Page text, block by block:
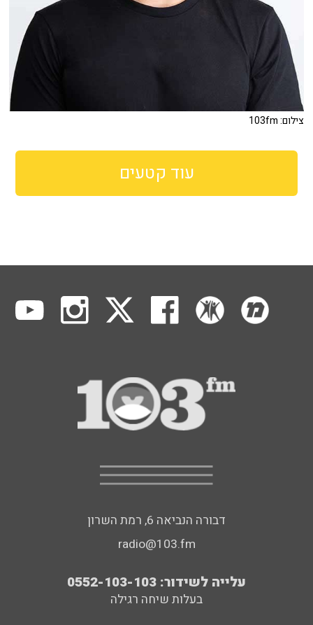
צילום: 103fm
עוד קטעים
דבורה הנביאה 6, רמת השרון
radio@103.fm
עלייה לשידור: 0552-103-103
בעלות שיחה רגילה